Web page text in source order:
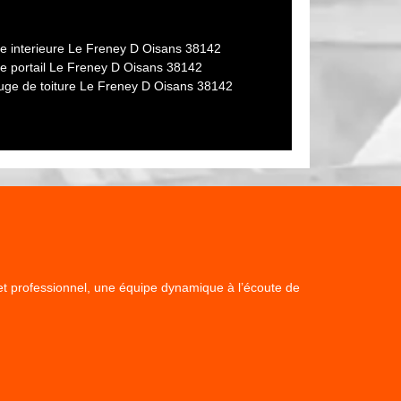
interieure Le Freney D Oisans 38142
portail Le Freney D Oisans 38142
de toiture Le Freney D Oisans 38142
une équipe dynamique à l’écoute de